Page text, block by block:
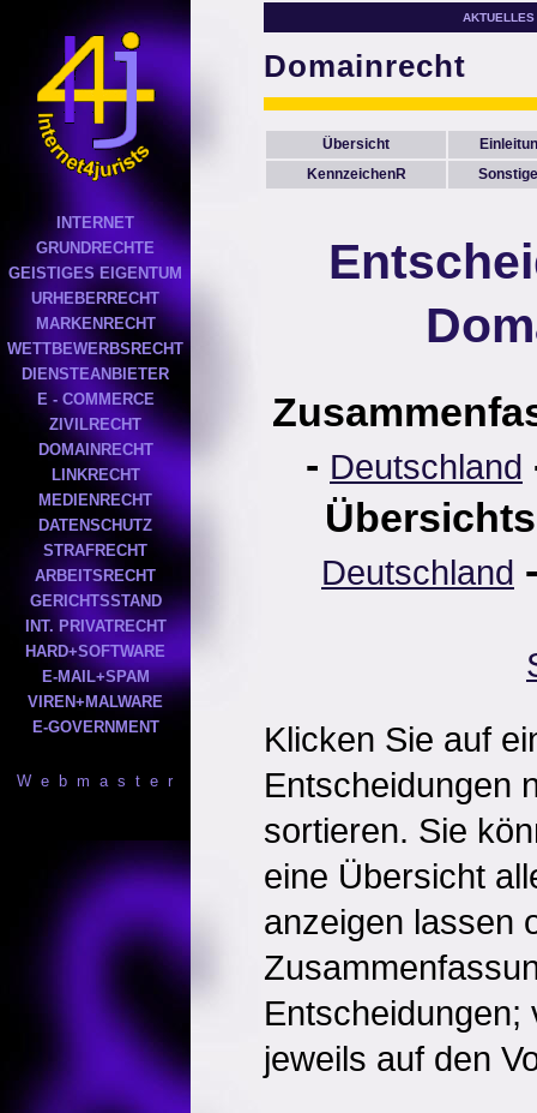
INTERNET
GRUNDRECHTE
GEISTIGES EIGENTUM
URHEBERRECHT
MARKENRECHT
WETTBEWERBSRECHT
DIENSTEANBIETER
E - COMMERCE
ZIVILRECHT
DOMAINRECHT
LINKRECHT
MEDIENRECHT
DATENSCHUTZ
STRAFRECHT
ARBEITSRECHT
GERICHTSSTAND
INT. PRIVATRECHT
HARD+SOFTWARE
E-MAIL+SPAM
VIREN+MALWARE
E-GOVERNMENT
W e b m a s t e r
AKTUELLES
Domainrecht
Übersicht
KennzeichenR
- Deutschland
Deutschland
Klicken Sie auf
Entscheidungen
sortieren. Sie
eine Übersicht
anzeigen lassen
Entscheidungen;
jeweils auf den